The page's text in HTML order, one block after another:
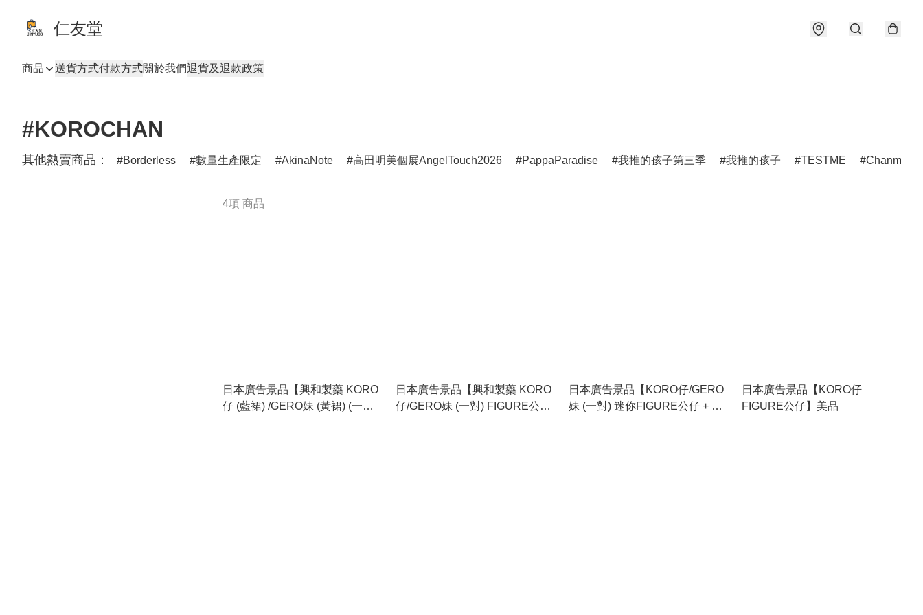
仁友堂
商品 送貨方式付款方式關於我們退貨及退款政策
#KOROCHAN
其他熱賣商品： Borderless 數量生產限定 AkinaNote 高田明美個展AngelTouch2026 PappaParadise 我推的孩子第三季 我推的孩子 TESTME Chanmina
4項 商品
日本廣告景品【興和製藥 KORO
仔 (藍裙) /GERO妹 (黃裙) (一對)
日本廣告景品【興和製藥 KORO
仔/GERO妹 (一對) FIGURE公仔
日本廣告景品【KORO仔/GERO
妹 (一對) 迷你FIGURE公仔 + 專
日本廣告景品【KORO仔
FIGURE公仔】美品